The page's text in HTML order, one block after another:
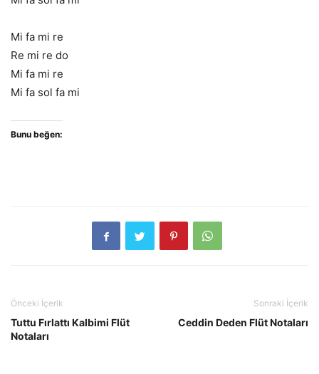
Mi fa mi re
Re mi re do
Mi fa mi re
Mi fa sol fa mi
Bunu beğen:
Önceki İçerik
Tuttu Fırlattı Kalbimi Flüt
Notaları
Sonraki İçerik
Ceddin Deden Flüt Notaları